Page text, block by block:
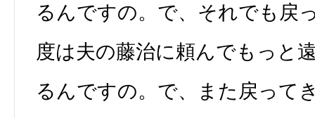
るんですの。で、それでも戻
度は夫の藤治に頼んでもっと
るんですの。で、また戻って